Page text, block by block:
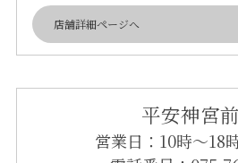
店舗詳細ページへ
平安神宮
営業日：10時～18